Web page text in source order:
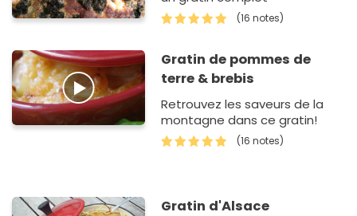
(16 notes)
Gratin de pommes de
terre & brebis
Retrouvez les saveurs de la
montagne dans ce gratin!
(16 notes)
Gratin d'Alsace